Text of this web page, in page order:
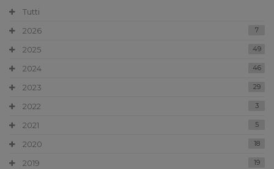
Tutti
2026
7
2025 49
2024 46
2023 29
2022 3
2021 5
2020 18
2019 19